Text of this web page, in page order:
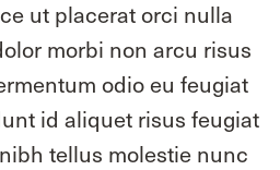
ut placerat orci nulla
morbi non arcu risus
odio eu feugiat
id aliquet risus feugiat
tellus molestie nunc